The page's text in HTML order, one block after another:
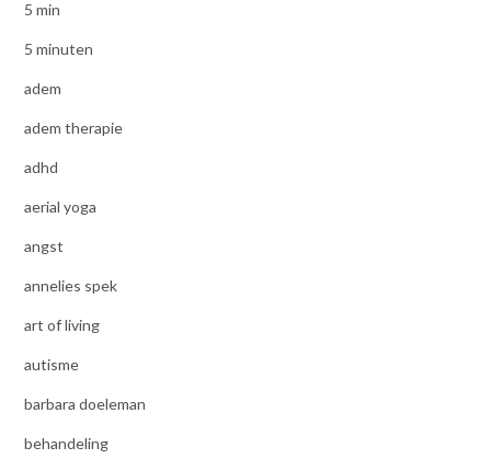
5 min
5 minuten
adem
adem therapie
adhd
aerial yoga
angst
annelies spek
art of living
autisme
barbara doeleman
behandeling